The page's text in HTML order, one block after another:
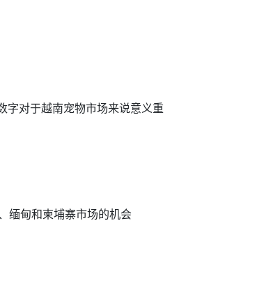
字对于越南宠物市场来说意义重
缅甸和柬埔寨市场的机会